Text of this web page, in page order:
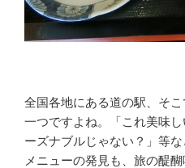
全国各地にある道の駅、そ
一つですよね。「これ美味
ーズナブルじゃない？」等
メニューの発見も、旅の醍